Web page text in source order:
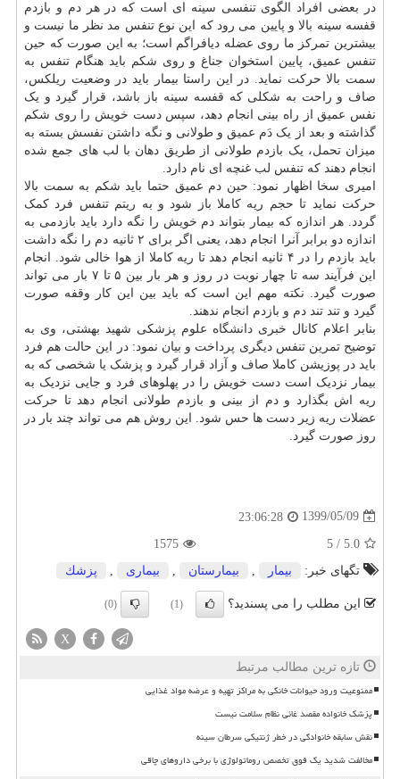
در بعضی افراد الگوی تنفسی سینه ای است که در هر دم و بازدم
قفسه سینه بالا و پایین می رود که این نوع تنفس مد نظر ما نیست و
بیشترین تمرکز ما روی عضله دیافراگم است؛ به این صورت که حین
تنفس عمیق، پایین استخوان جناغ و روی شکم باید هنگام تنفس به
سمت بالا حرکت نماید. در این راستا بیمار باید در وضعیت ریلکس،
صاف و راحت به شکلی که قفسه سینه باز باشد، قرار گیرد و یک
نفس عمیق از راه بینی انجام دهد، سپس دست خویش را روی شکم
گذاشته و بعد از یک دَم عمیق و طولانی و نگه داشتن نفسش بسته به
میزان تحمل، یک بازدم طولانی از طریق دهان با لب های جمع شده
انجام دهند که تنفس لب غنچه ای نام دارد.
امیری سخا اظهار نمود: حین دم عمیق حتما باید شکم به سمت بالا
حرکت نماید تا حجم ریه کاملا باز شود و به ریتم تنفس فرد کمک
گردد. هر اندازه که بیمار بتواند دم خویش را نگه دارد باید بازدمی به
اندازه دو برابر آنرا انجام دهد، یعنی اگر برای ۲ ثانیه دم را نگه داشت
باید بازدم را در ۴ ثانیه انجام دهد تا ریه کاملا از هوا خالی شود. انجام
این فرآیند سه تا چهار نوبت در روز و هر بار بین ۵ تا ۷ بار می تواند
صورت گیرد. نکته مهم این است که باید بین این کار وقفه صورت
گیرد و تند تند دم و بازدم انجام ندهند.
بنابر اعلام کانال خبری دانشگاه علوم پزشکی شهید بهشتی، وی به
توضیح تمرین تنفس دیگری پرداخت و بیان نمود: در این حالت هم فرد
باید در پوزیشن کاملا صاف و آزاد قرار گیرد و پزشک یا شخصی که به
بیمار نزدیک است دست خویش را در پهلوهای فرد و جایی نزدیک به
ریه اش بگذارد و دم از بینی و بازدم طولانی انجام دهد تا حرکت
عضلات ریه زیر دست ها حس شود. این روش هم می تواند چند بار در
روز صورت گیرد.
1399/05/09
23:06:28
5.0
/
5
1575
تگهای خبر:
بیمار بیمارستان بیماری پزشك
این مطلب را می پسندید؟ (1)
(0)
X
تازه ترین مطالب مرتبط
ممنوعیت ورود حیوانات خانگی به مراکز تهیه و عرضه مواد غذایی
پزشک خانواده مقصد غائی نظام سلامت نیست
نقش سابقه خانوادگی در خطر ژنتیکی سرطان سینه
مخالفت شدید یک فوق تخصص روماتولوژی با برخی داروهای چاقی